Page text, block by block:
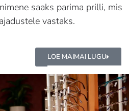
saaks parima prilli, mis
vastaks.
LOE MAIMAI LUGU